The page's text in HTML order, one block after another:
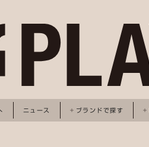
ニュース ブランドで探す